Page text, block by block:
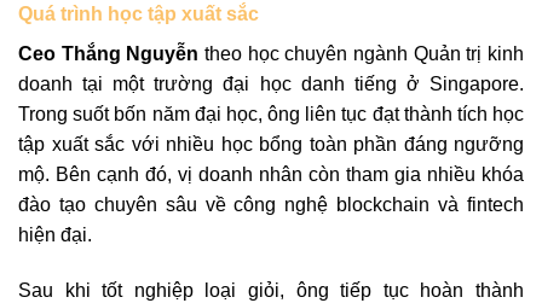
Quá trình học tập xuất sắc
Ceo Thắng Nguyễn theo học chuyên ngành Quản trị kinh
doanh tại một trường đại học danh tiếng ở Singapore.
Trong suốt bốn năm đại học, ông liên tục đạt thành tích học
tập xuất sắc với nhiều học bổng toàn phần đáng ngưỡng
mộ. Bên cạnh đó, vị doanh nhân còn tham gia nhiều khóa
đào tạo chuyên sâu về công nghệ blockchain và fintech
hiện đại.
Sau khi tốt nghiệp loại giỏi, ông tiếp tục hoàn thành